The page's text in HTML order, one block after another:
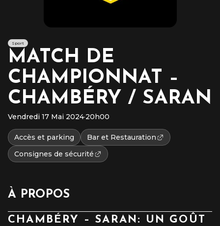
Sport
MATCH DE
CHAMPIONNAT –
CHAMBÉRY / SARAN
Vendredi 17 Mai 2024·20h00
Accès et parking
Bar et Restauration
Consignes de sécurité
À PROPOS
CHAMBÉRY – SARAN: UN GOÛT